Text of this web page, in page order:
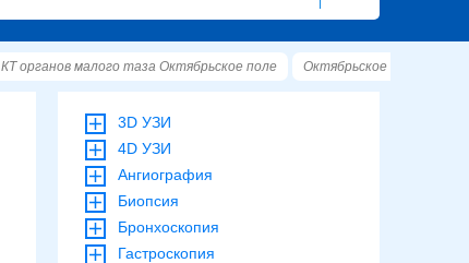
КТ органов малого таза Октябрьское поле Октябрьское поле
3D УЗИ
4D УЗИ
Ангиография
Биопсия
Бронхоскопия
Гастроскопия